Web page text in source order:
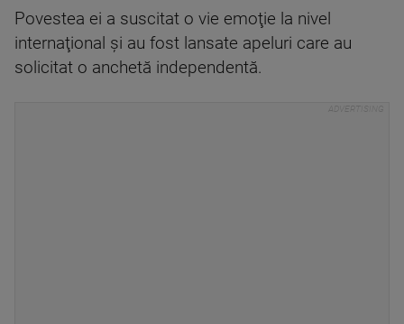
Povestea ei a suscitat o vie emoţie la nivel
internaţional şi au fost lansate apeluri care au
solicitat o anchetă independentă.